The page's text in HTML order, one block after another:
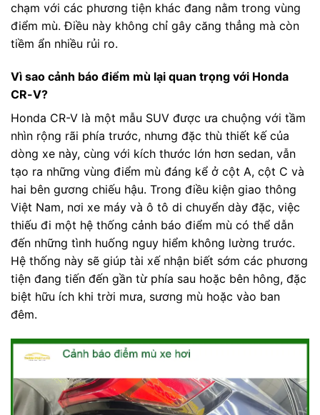
chạm với các phương tiện khác đang nằm trong vùng
điểm mù. Điều này không chỉ gây căng thẳng mà còn
tiềm ẩn nhiều rủi ro.
Vì sao cảnh báo điểm mù lại quan trọng với Honda
CR-V?
Honda CR-V là một mẫu SUV được ưa chuộng với tầm
nhìn rộng rãi phía trước, nhưng đặc thù thiết kế của
dòng xe này, cùng với kích thước lớn hơn sedan, vẫn
tạo ra những vùng điểm mù đáng kể ở cột A, cột C và
hai bên gương chiếu hậu. Trong điều kiện giao thông
Việt Nam, nơi xe máy và ô tô di chuyển dày đặc, việc
thiếu đi một hệ thống cảnh báo điểm mù có thể dẫn
đến những tình huống nguy hiểm không lường trước.
Hệ thống này sẽ giúp tài xế nhận biết sớm các phương
tiện đang tiến đến gần từ phía sau hoặc bên hông, đặc
biệt hữu ích khi trời mưa, sương mù hoặc vào ban
đêm.